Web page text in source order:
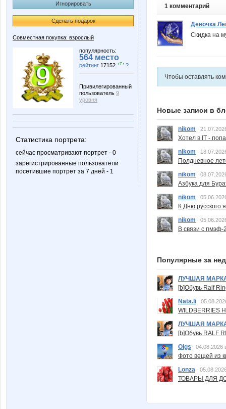
Игнорировать
Сделать подарок
Совместная покупка: взрослый
популярность:
564 место
рейтинг 17152 +7 ↑ ?
Привилегированный
пользователь 9
уровня
Статистика портрета:
сейчас просматривают портрет - 0
зарегистрированные пользователи
посетившие портрет за 7 дней - 1
1 комментарий
Девочка
Скидка на
Чтобы оставлять
Новые записи в
nikom
Хотел в IT -
nikom
Полдневное
nikom
Азбука для
nikom
К Дню русского
nikom
В связи с пмэф-
Популярные за
ЛУЧШАЯ
[b]Обувь Ralf
Nata.li
ЛУЧШАЯ
[b]Обувь RALF
Olgs
04.08.2026
Фото вещей из
Lonza
ТОВАРЫ ДЛЯ